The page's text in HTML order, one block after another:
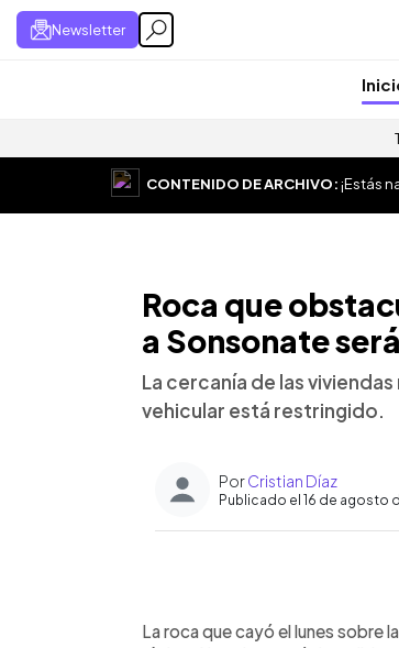
Newsletter
CONTENIDO DE ARCHIVO:¡Estás
Roca que
a Sonsonate
La cercanía de las
vehicular está restringido.
PorCristian Díaz
Publicado el 16 de agosto
Escuchar artículo
La roca que cayó el lunes sobre